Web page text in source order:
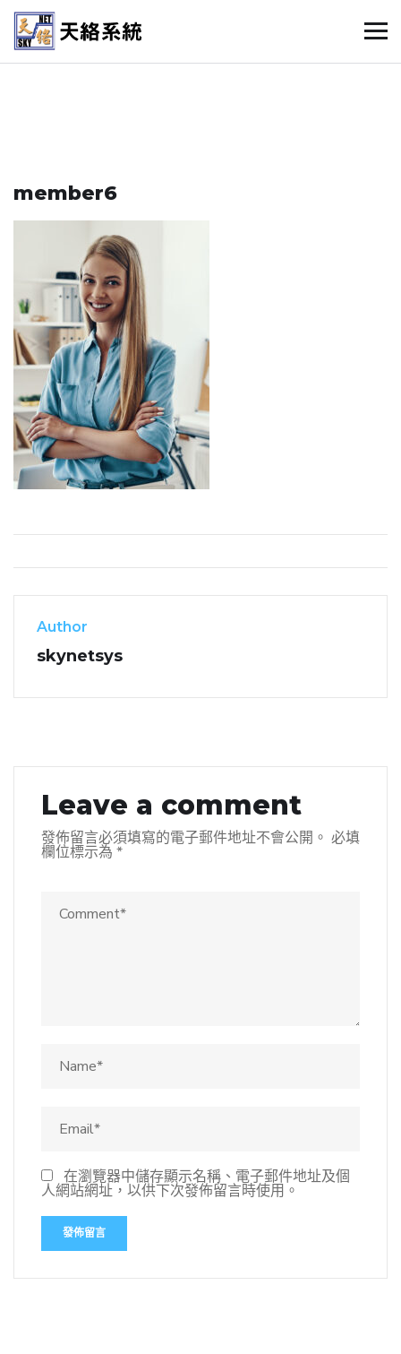
member6
Author
skynetsys
Leave a comment
發佈留言必須填寫的電子郵件地址不會公開。 必填
欄位標示為 *
在瀏覽器中儲存顯示名稱、電子郵件地址及個
人網站網址，以供下次發佈留言時使用。